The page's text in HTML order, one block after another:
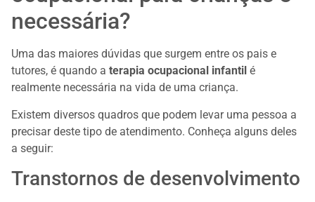
necessária?
Uma das maiores dúvidas que surgem entre os pais e
tutores, é quando a terapia ocupacional infantil é
realmente necessária na vida de uma criança.
Existem diversos quadros que podem levar uma pessoa a
precisar deste tipo de atendimento. Conheça alguns deles
a seguir:
Transtornos de desenvolvimento